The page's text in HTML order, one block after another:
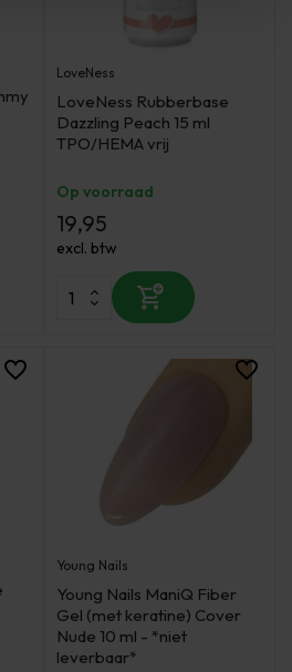
LoveNess
LoveNess Rubberbase
Dazzling Peach 15 ml
TPO/HEMA vrij
Op voorraad
19,95
excl. btw
Young Nails
Young Nails ManiQ Fiber
Gel (met keratine) Cover
Nude 10 ml - *niet
leverbaar*